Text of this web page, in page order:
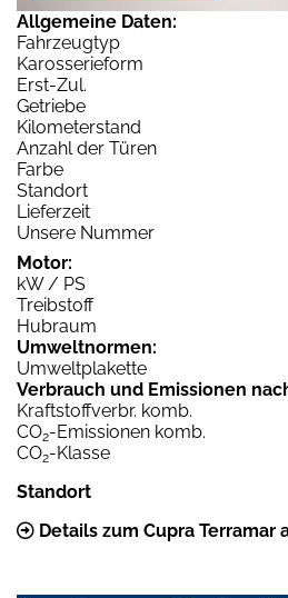
Allgemeine Daten:
Fahrzeugtyp
Karosserieform
Erst-Zul.
Getriebe
Kilometerstand
Anzahl der Türen
Farbe
Standort
Lieferzeit
Unsere Nummer
Motor:
kW / PS
Treibstoff
Hubraum
Umweltnormen:
Umweltplakette
Verbrauch und Emissionen
Kraftstoffverbr. komb.
CO2-Emissionen komb.
CO2-Klasse
Standort
Details zum Cupra Terramar